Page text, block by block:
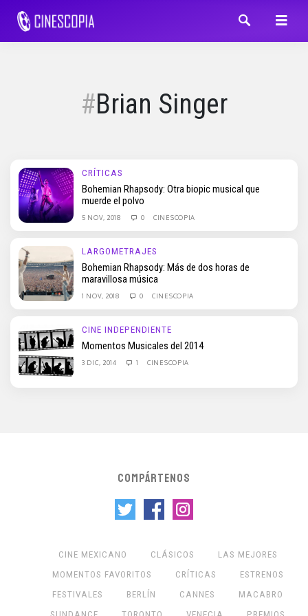
Brian Singer
CRÍTICAS
Bohemian Rhapsody: Otra biopic musical que
muerde el polvo
5 NOV, 2018 0 CINESCOPIA
LARGOMETRAJES
Bohemian Rhapsody: Más de dos horas de
maravillosa música
1 NOV, 2018 0 CINESCOPIA
CINE INDEPENDIENTE
Momentos Musicales del 2014
3 DIC, 2014 1 CINESCOPIA
COMPÁRTENOS
CINE MEXICANO CLÁSICOS
LAS MEJORES
MOMENTOS FAVORITOS
CRÍTICAS
ESTRENOS
FESTIVALES
BERLÍN CANNES
MACABRO